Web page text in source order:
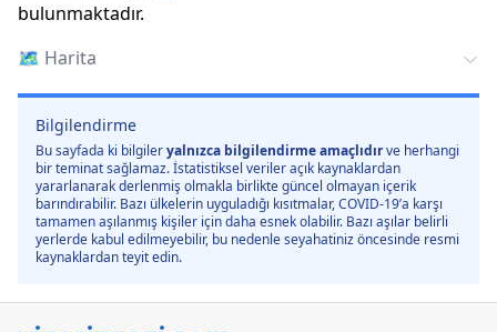
bulunmaktadır.
🗺️ Harita
Bilgilendirme
Bu sayfada ki bilgileryalnızca bilgilendirme amaçlıdırve herhangi
bir teminat sağlamaz. İstatistiksel veriler açık kaynaklardan
yararlanarak derlenmiş olmakla birlikte güncel olmayan içerik
barındırabilir. Bazı ülkelerin uyguladığı kısıtmalar, COVID-19’a karşı
tamamen aşılanmış kişiler için daha esnek olabilir. Bazı aşılar belirli
yerlerde kabul edilmeyebilir, bu nedenle seyahatiniz öncesinde resmi
kaynaklardan teyit edin.